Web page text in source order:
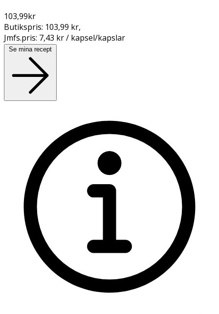
103,99kr
Butikspris: 103,99 kr,
Jmfs.pris: 7,43 kr / kapsel/kapslar
Se mina recept